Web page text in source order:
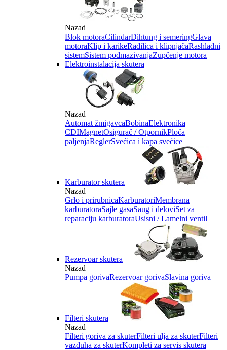
Nazad
Blok motoraCilindarDihtung i semeringGlava
motoraKlip i karikeRadilica i klipnjačaRashladni
sistemSistem podmazivanjaZupčenje motora
Elektroinstalacija skutera
Nazad
Automat žmigavcaBobinaElektronika
CDIMagnetOsigurač / OtpornikPloča
paljenjaReglerSvećica i kapa svećice
Karburator skutera
Nazad
Grlo i prirubnicaKarburatoriMembrana
karburatoraSajle gasaSaug i deloviSet za
reparaciju karburatoraUsisni / Lamelni ventil
Rezervoar skutera
Nazad
Pumpa gorivaRezervoar gorivaSlavina goriva
Filteri skutera
Nazad
Filteri goriva za skuterFilteri ulja za skuterFilteri
vazduha za skuterKompleti za servis skutera